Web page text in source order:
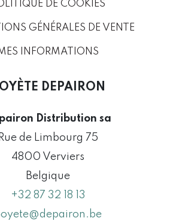
DE COOKIES
GÉNÉRALES DE VENTE
INFORMATIONS
DEPAIRON
Distribution sa
Rue de Limbourg 75
4800 Verviers
Belgique
+32 87 32 18 13